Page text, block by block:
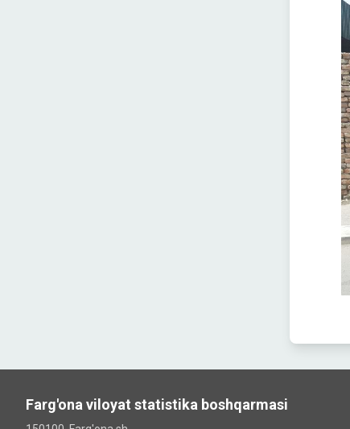
Farg'ona viloyat statistika boshqarmasi